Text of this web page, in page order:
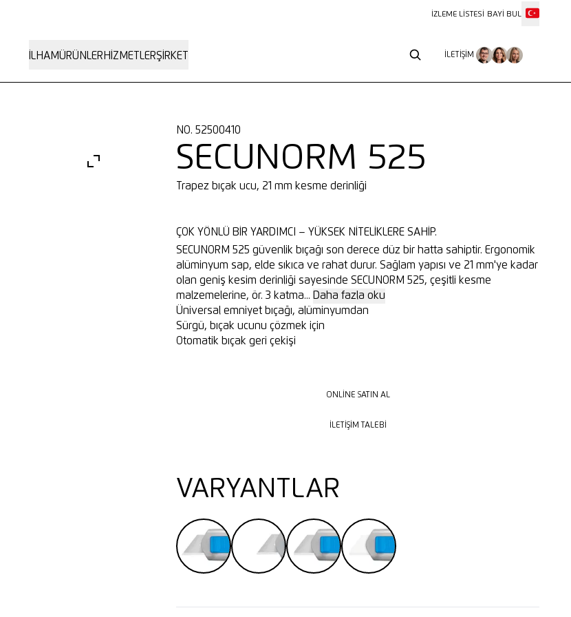
İZLEME LISTESI BAYI BUL
İLHAMÜRÜNLER HIZMETLERŞIRKET İLETIŞIM
NO. 52500410
SECUNORM 525
Trapez bıçak ucu, 21 mm kesme derinliği
ÇOK YÖNLÜ BIR YARDIMCI – YÜKSEK NITELIKLERE SAHIP.
SECUNORM 525 güvenlik bıçağı son derece düz bir hatta sahiptir. Ergonomik
alüminyum sap, elde sıkıca ve rahat durur. Sağlam yapısı ve 21 mm'ye kadar
olan geniş kesim derinliği sayesinde SECUNORM 525, çeşitli kesme
malzemelerine, ör. 3 katma... Daha fazla oku
Üniversal emniyet bıçağı, alüminyumdan
Sürgü, bıçak ucunu çözmek için
Otomatik bıçak geri çekişi
ONLINE SATIN AL
İLETIŞIM TALEBI
VARYANTLAR